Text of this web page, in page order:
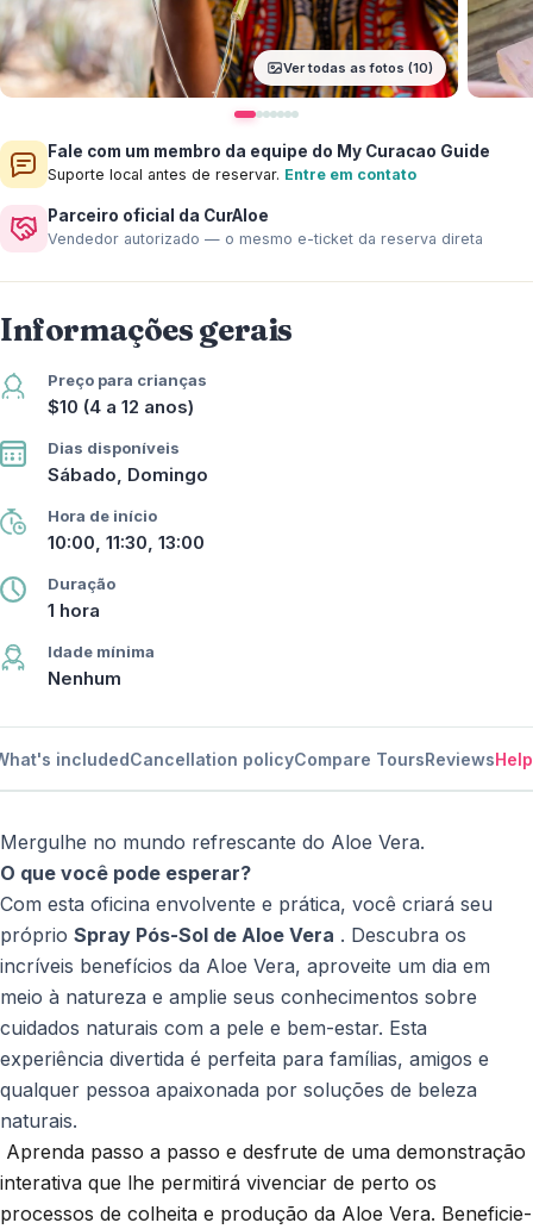
Ver todas as fotos (10)
Fale com um membro da equipe do My Curacao Guide
Suporte local antes de reservar. Entre em contato
Parceiro oficial da CurAloe
Vendedor autorizado — o mesmo e-ticket da reserva direta
Informações gerais
Preço para crianças
$10 (4 a 12 anos)
Dias disponíveis
Sábado, Domingo
Hora de início
10:00, 11:30, 13:00
Duração
1 hora
Idade mínima
Nenhum
includedCancellation policyCompare ToursReviewsHelp
Mergulhe no mundo refrescante do Aloe Vera.
O que você pode esperar?
Com esta oficina envolvente e prática, você criará seu
próprio Spray Pós-Sol de Aloe Vera . Descubra os
incríveis benefícios da Aloe Vera, aproveite um dia em
meio à natureza e amplie seus conhecimentos sobre
cuidados naturais com a pele e bem-estar. Esta
experiência divertida é perfeita para famílias, amigos e
qualquer pessoa apaixonada por soluções de beleza
naturais.
interativa que lhe permitirá vivenciar de perto os
processos de colheita e produção da Aloe Vera. Beneficie-